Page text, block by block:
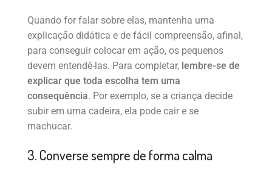
Quando for falar sobre elas, mantenha uma
explicação didática e de fácil compreensão, afinal,
para conseguir colocar em ação, os pequenos
devem entendê-las. Para completar, lembre-se de
explicar que toda escolha tem uma
consequência. Por exemplo, se a criança decide
subir em uma cadeira, ela pode cair e se
machucar.
3. Converse sempre de forma calma